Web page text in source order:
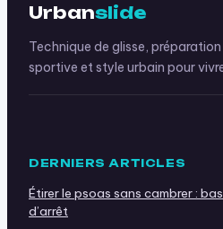
Urbanslide
Technique de glisse,
sportive et style urbain pour
DERNIERS ARTICLES
Étirer le psoas sans cambrer :
d’arrêt